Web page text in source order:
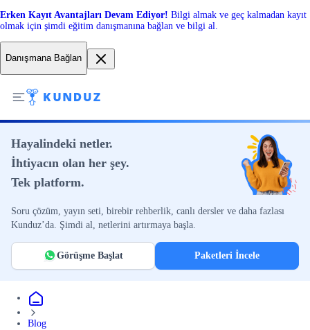
Erken Kayıt Avantajları Devam Ediyor! Bilgi almak ve geç kalmadan kayıt
olmak için şimdi eğitim danışmanına bağlan ve bilgi al.
Danışmana Bağlan
Hayalindeki netler.
İhtiyacın olan her şey.
Tek platform.
Soru çözüm, yayın seti, birebir rehberlik, canlı dersler ve daha fazlası
Kunduz’da. Şimdi al, netlerini artırmaya başla.
Görüşme Başlat Paketleri İncele
Blog